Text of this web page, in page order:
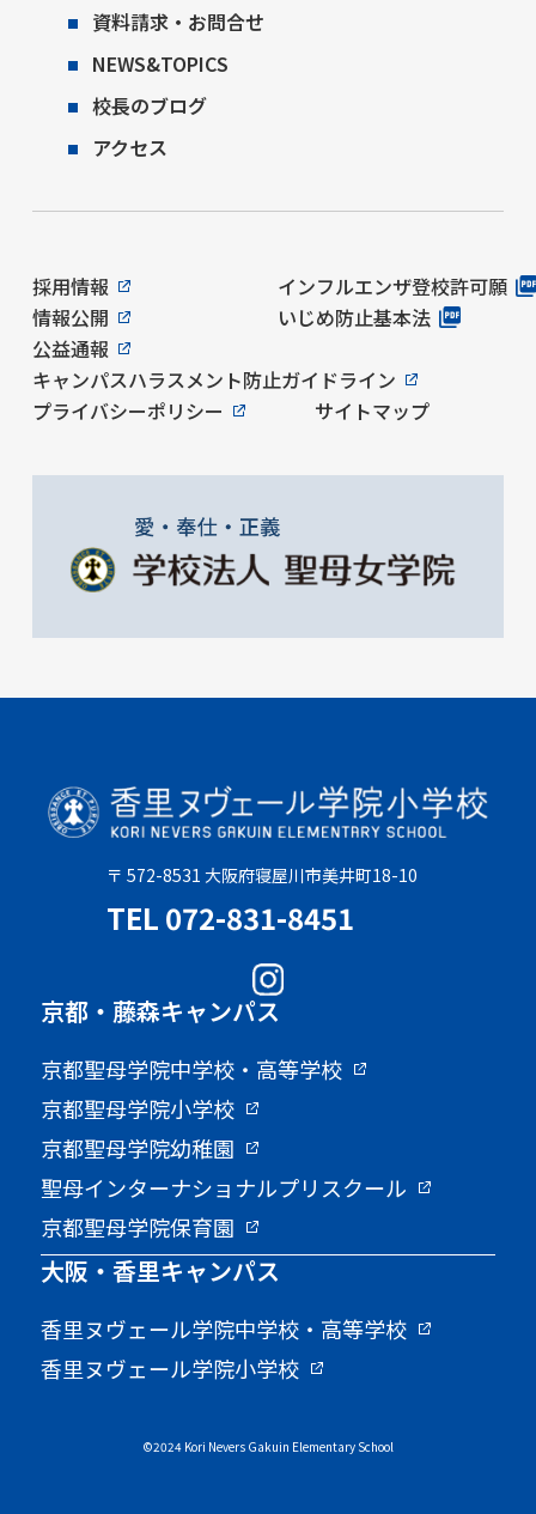
資料請求・お問合せ
NEWS&TOPICS
校長のブログ
アクセス
採用情報
インフルエンザ登校許可願
情報公開
いじめ防止基本法
公益通報
キャンパスハラスメント防止ガイドライン
プライバシーポリシー
サイトマップ
〒 572-8531 大阪府寝屋川市美井町18-10
TEL 072-831-8451
京都・藤森キャンパス
京都聖母学院中学校・高等学校
京都聖母学院小学校
京都聖母学院幼稚園
聖母インターナショナルプリスクール
京都聖母学院保育園
大阪・香里キャンパス
香里ヌヴェール学院中学校・高等学校
香里ヌヴェール学院小学校
©2024 Kori Nevers Gakuin Elementary School